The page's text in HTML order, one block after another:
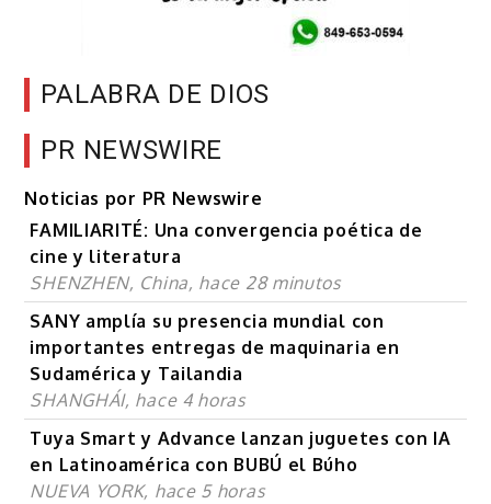
PALABRA DE DIOS
PR NEWSWIRE
Noticias por PR Newswire
FAMILIARITÉ: Una convergencia poética de
cine y literatura
SHENZHEN, China, hace 28 minutos
SANY amplía su presencia mundial con
importantes entregas de maquinaria en
Sudamérica y Tailandia
SHANGHÁI, hace 4 horas
Tuya Smart y Advance lanzan juguetes con IA
en Latinoamérica con BUBÚ el Búho
NUEVA YORK, hace 5 horas